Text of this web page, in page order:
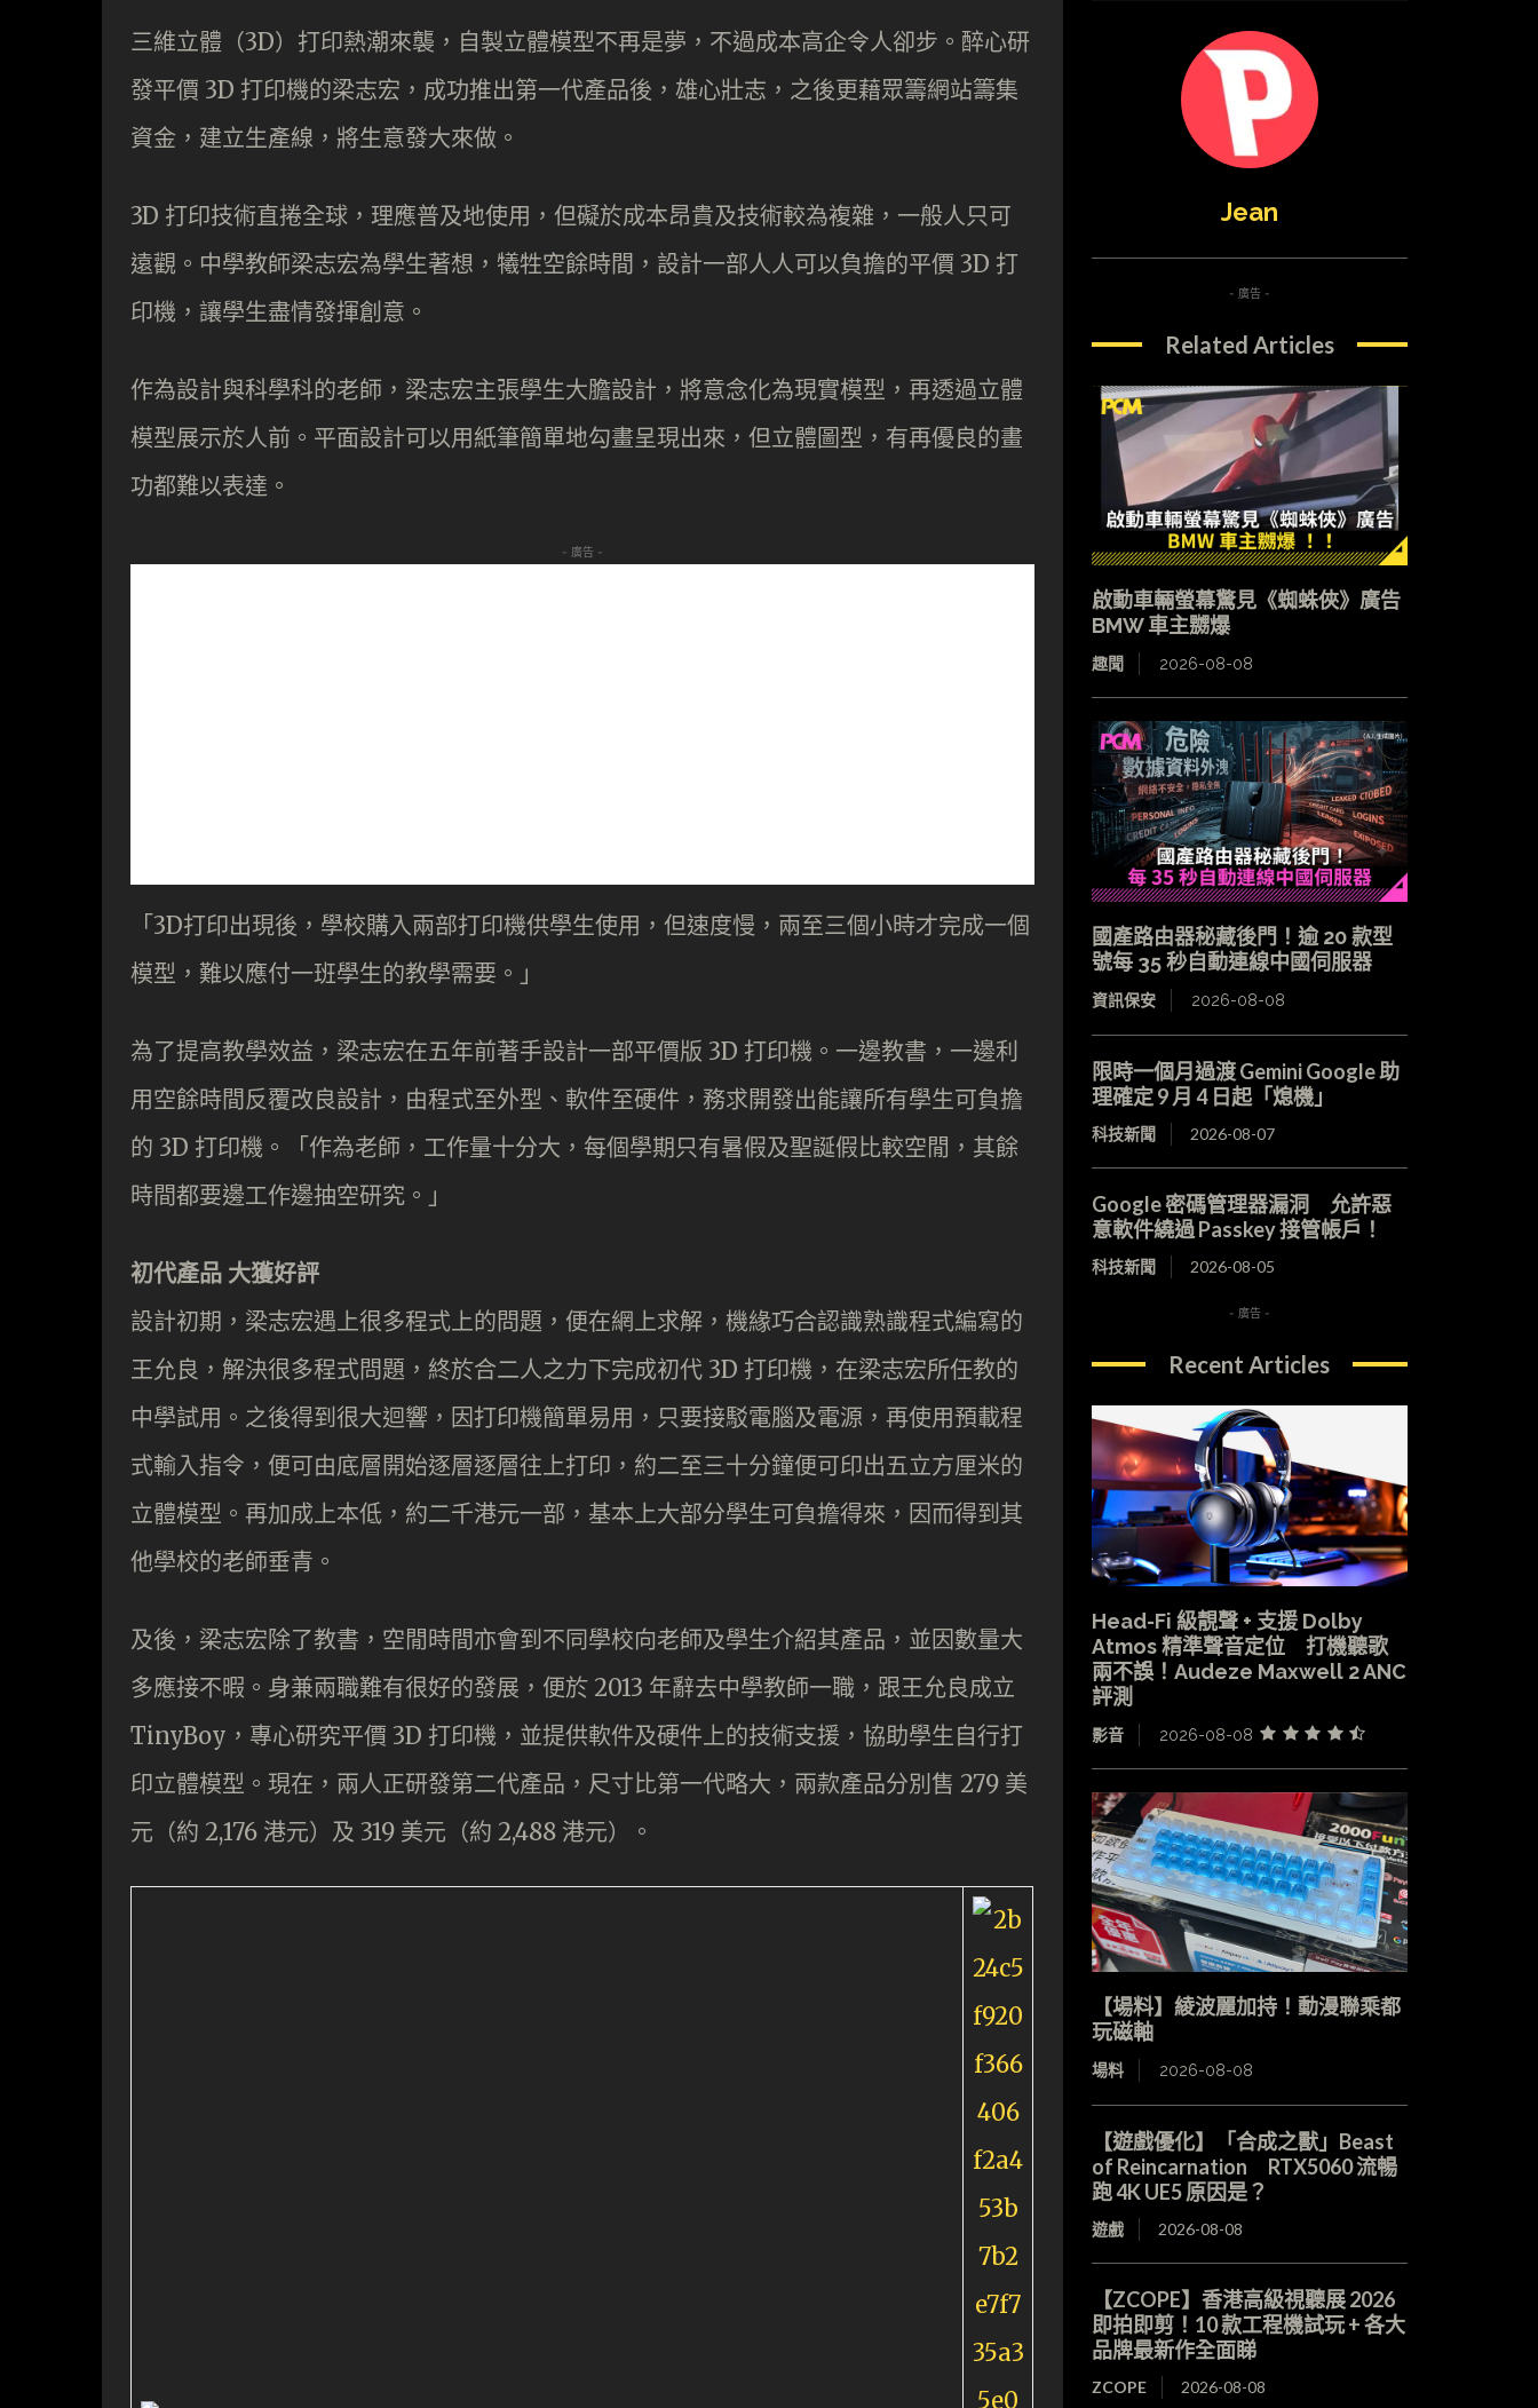
三維立體（3D）打印熱潮來襲，自製立體模型不再是夢，不過成本高企令人卻步。醉心研
發平價 3D 打印機的梁志宏，成功推出第一代產品後，雄心壯志，之後更藉眾籌網站籌集
資金，建立生產線，將生意發大來做。
3D 打印技術直捲全球，理應普及地使用，但礙於成本昂貴及技術較為複雜，一般人只可
遠觀。中學教師梁志宏為學生著想，犧牲空餘時間，設計一部人人可以負擔的平價 3D 打
印機，讓學生盡情發揮創意。
作為設計與科學科的老師，梁志宏主張學生大膽設計，將意念化為現實模型，再透過立體
模型展示於人前。平面設計可以用紙筆簡單地勾畫呈現出來，但立體圖型，有再優良的畫
功都難以表達。
- 廣告 -
「3D打印出現後，學校購入兩部打印機供學生使用，但速度慢，兩至三個小時才完成一個
模型，難以應付一班學生的教學需要。」
為了提高教學效益，梁志宏在五年前著手設計一部平價版 3D 打印機。一邊教書，一邊利
用空餘時間反覆改良設計，由程式至外型、軟件至硬件，務求開發出能讓所有學生可負擔
的 3D 打印機。「作為老師，工作量十分大，每個學期只有暑假及聖誕假比較空閒，其餘
時間都要邊工作邊抽空研究。」
初代產品 大獲好評
設計初期，梁志宏遇上很多程式上的問題，便在網上求解，機緣巧合認識熟識程式編寫的
王允良，解決很多程式問題，終於合二人之力下完成初代 3D 打印機，在梁志宏所任教的
中學試用。之後得到很大迴響，因打印機簡單易用，只要接駁電腦及電源，再使用預載程
式輸入指令，便可由底層開始逐層逐層往上打印，約二至三十分鐘便可印出五立方厘米的
立體模型。再加成上本低，約二千港元一部，基本上大部分學生可負擔得來，因而得到其
他學校的老師垂青。
及後，梁志宏除了教書，空閒時間亦會到不同學校向老師及學生介紹其產品，並因數量大
多應接不暇。身兼兩職難有很好的發展，便於 2013 年辭去中學教師一職，跟王允良成立
TinyBoy，專心研究平價 3D 打印機，並提供軟件及硬件上的技術支援，協助學生自行打
印立體模型。現在，兩人正研發第二代產品，尺寸比第一代略大，兩款產品分別售 279 美
元（約 2,176 港元）及 319 美元（約 2,488 港元）。
Jean
- 廣告 -
Related Articles
啟動車輛螢幕驚見《蜘蛛俠》廣告
BMW 車主嬲爆
趣聞 2026-08-08
國產路由器秘藏後門！逾 20 款型
號每 35 秒自動連線中國伺服器
資訊保安 2026-08-08
限時一個月過渡 Gemini Google 助
理確定 9 月 4 日起「熄機」
科技新聞 2026-08-07
Google 密碼管理器漏洞 允許惡
意軟件繞過 Passkey 接管帳戶！
科技新聞 2026-08-05
- 廣告 -
Recent Articles
Head-Fi 級靚聲 + 支援 Dolby
Atmos 精準聲音定位 打機聽歌
兩不誤！Audeze Maxwell 2 ANC
評測
影音 2026-08-08
【場料】綾波麗加持！動漫聯乘都
玩磁軸
場料 2026-08-08
【遊戲優化】「合成之獸」Beast
of Reincarnation RTX5060 流暢
跑 4K UE5 原因是？
遊戲 2026-08-08
【ZCOPE】香港高級視聽展 2026
即拍即剪！10 款工程機試玩 + 各大
品牌最新作全面睇
ZCOPE 2026-08-08